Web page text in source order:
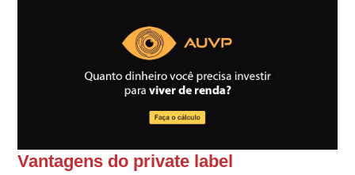
Vantagens do private label